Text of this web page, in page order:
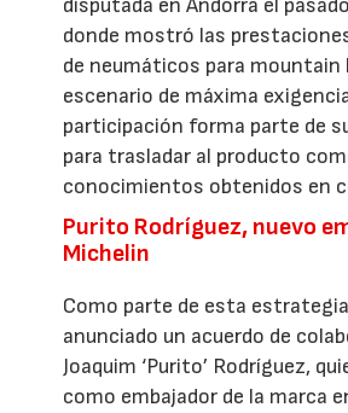
disputada en Andorra el
donde mostró las
de neumáticos para mountain
escenario de máxima
participación forma parte de
para trasladar al producto
conocimientos obtenidos en
Purito Rodríguez, nuevo
Michelin
Como parte de esta
anunciado un acuerdo de
Joaquim ‘Purito’ Rodríguez,
como embajador de la marca